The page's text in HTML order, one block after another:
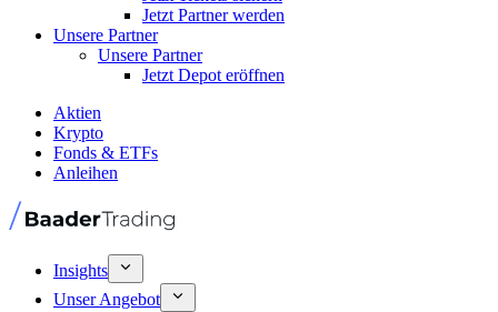
Jetzt Partner werden
Unsere Partner
Unsere Partner
Jetzt Depot eröffnen
Aktien
Krypto
Fonds & ETFs
Anleihen
Insights
Unser Angebot